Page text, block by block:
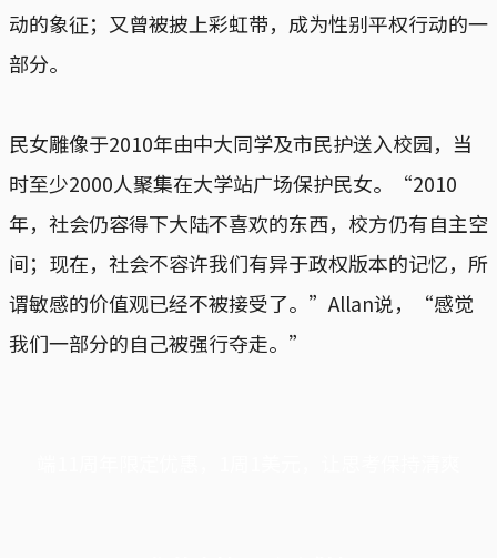
动的象征；又曾被披上彩虹带，成为性别平权行动的一
部分。
民女雕像于2010年由中大同学及市民护送入校园，当
时至少2000人聚集在大学站广场保护民女。“2010
年，社会仍容得下大陆不喜欢的东西，校方仍有自主空
间；现在，社会不容许我们有异于政权版本的记忆，所
谓敏感的价值观已经不被接受了。”Allan说，“感觉
我们一部分的自己被强行夺走。”